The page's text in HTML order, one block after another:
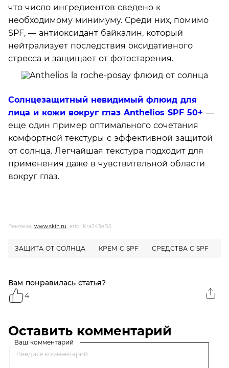
что число ингредиентов сведено к
необходимому минимуму. Среди них, помимо
SPF, — антиоксидант байкалин, который
нейтрализует последствия оксидативного
стресса и защищает от фотостарения.
Солнцезащитный невидимый флюид для
лица и кожи вокруг глаз Anthelios SPF 50+ —
еще один пример оптимального сочетания
комфортной текстуры с эффективной защитой
от солнца. Легчайшая текстура подходит для
применения даже в чувствительной области
вокруг глаз.
Реклама, www.skin.ru, erid: Kra243eB5
ЗАЩИТА ОТ СОЛНЦА КРЕМ С SPF СРЕДСТВА С SPF
Вам понравилась статья?
4
Оставить комментарий
Ваш комментарий